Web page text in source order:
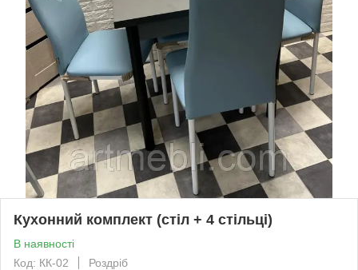
Кухонний комплект (стіл + 4 стільці)
В наявності
Код: КК-02
Роздріб